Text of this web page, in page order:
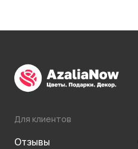
Для клиентов
Отзывы